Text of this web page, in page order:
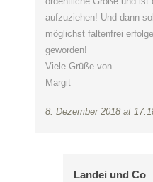
aufzuziehen! Und dann
möglichst faltenfrei
geworden!
Viele Grüße von
Margit
8. Dezember 2018 at
Landei und Co